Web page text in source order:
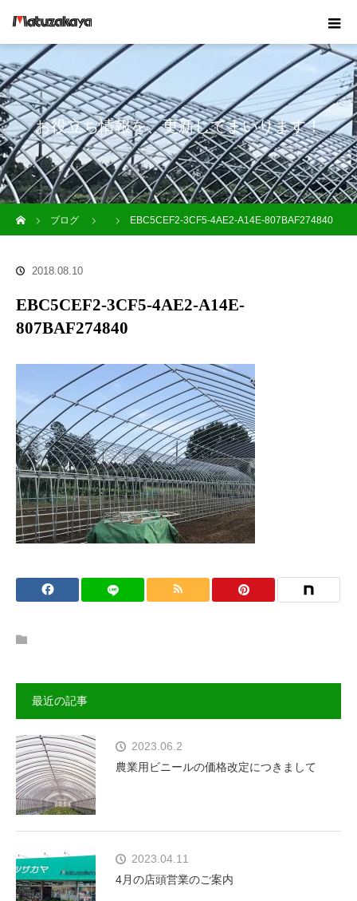
お役立ち情報を、更新してまいります！
ブログ
EBC5CEF2-3CF5-4AE2-A14E-807BAF274840
2018.08.10
EBC5CEF2-3CF5-4AE2-A14E-
807BAF274840
最近の記事
2023.06.2
農業用ビニールの価格改定につきまして
2023.04.11
4月の店頭営業のご案内